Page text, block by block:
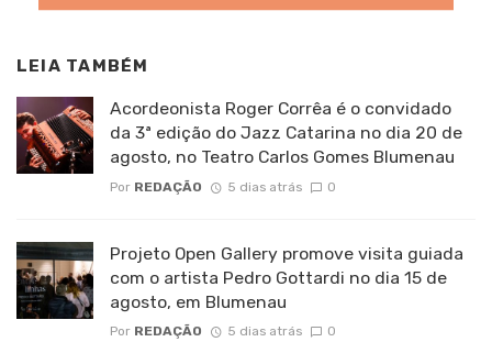
LEIA TAMBÉM
Acordeonista Roger Corrêa é o convidado
da 3ª edição do Jazz Catarina no dia 20 de
agosto, no Teatro Carlos Gomes Blumenau
Por REDAÇÃO 5 dias atrás 0
Projeto Open Gallery promove visita guiada
com o artista Pedro Gottardi no dia 15 de
agosto, em Blumenau
Por REDAÇÃO 5 dias atrás 0